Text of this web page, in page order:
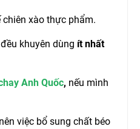
xào thực phẩm.
khuyên dùng ít nhất
Anh Quốc, nếu mình
việc bổ sung chất béo